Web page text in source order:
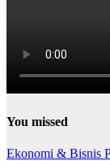
You missed
Ekonomi & Bisnis